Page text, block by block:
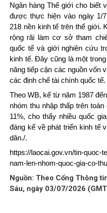
Ngân hàng Thế giới cho biết
được thực hiện vào ngày 1/
218 nền kinh tế trên thế giới.
rộng rãi làm cơ sở tham
quốc tế và giới nghiên cứu
kinh tế. Đây cũng là một
năng tiếp cận các nguồn vốn
các định chế tài chính quốc tế.
Theo WB, kể từ năm 1987
nhóm thu nhập thấp trên
11%, cho thấy nhiều quốc
đáng kể về phát triển kinh tế
dân./.
https://laocai.gov.vn/tin-quoc-
nam-len-nhom-quoc-gia-co-
Nguồn: Theo Cổng Thông
Sáu, ngày 03/07/2026